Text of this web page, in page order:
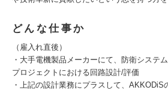
どんな仕事か
（雇入れ直後）
・大手電機製品メーカーにて、防衛システ
プロジェクトにおける回路設計/評価
・上記の設計業務にプラスして、AKKODiS